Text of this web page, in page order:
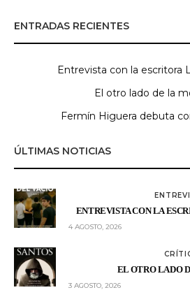
ENTRADAS RECIENTES
Entrevista con la escritora
El otro lado de la
Fermín Higuera debuta
ÚLTIMAS NOTICIAS
ENTREVISTA CON LA
4 AGOSTO, 2026
EL OTRO LADO
3 AGOSTO, 2026